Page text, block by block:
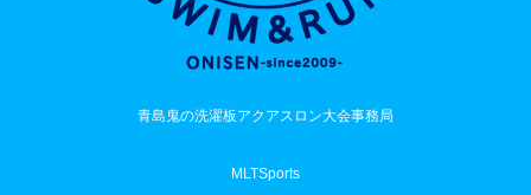
青島鬼の洗濯板アクアスロン大会事務局
MLTSports